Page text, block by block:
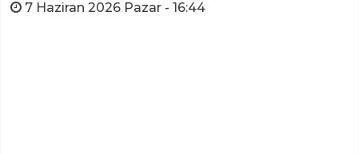
7 Haziran 2026 Pazar - 16:44